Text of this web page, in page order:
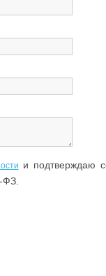
и подтверждаю
ФЗ.